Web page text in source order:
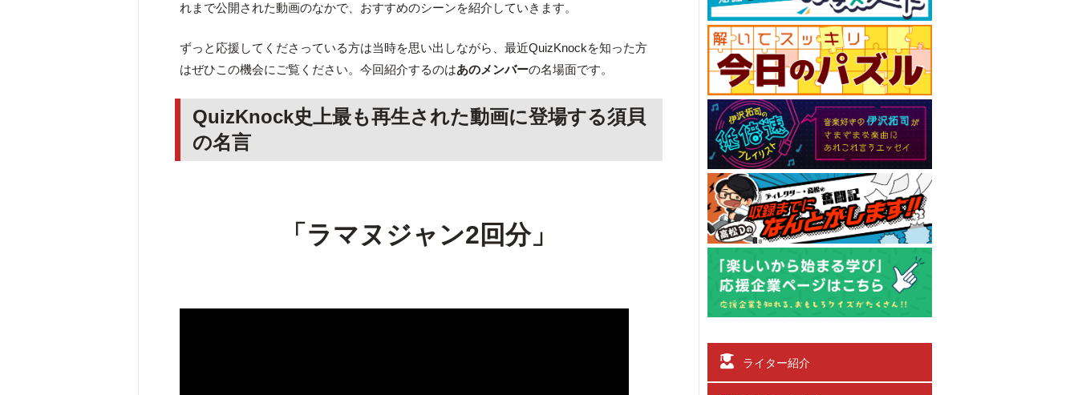
れまで公開された動画のなかで、おすすめのシーンを紹介していきます。
ずっと応援してくださっている方は当時を思い出しながら、最近QuizKnockを知った方
はぜひこの機会にご覧ください。今回紹介するのはあのメンバーの名場面です。
QuizKnock史上最も再生された動画に登場する須貝
の名言
「ラマヌジャン2回分」
ライター紹介